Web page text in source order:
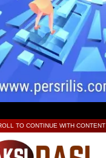
TO CONTINUE WITH CONTENT